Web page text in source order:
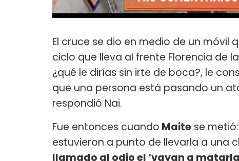
El cruce se dio en medio de un móvil
ciclo que lleva al frente Florencia de
¿qué le dirías sin irte de boca?, le
que una persona está pasando un
respondió Nai.
Fue entonces cuando Maite se
estuvieron a punto de llevarla a una
llamado al odio el ‘vayan a